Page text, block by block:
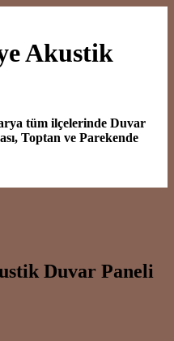
Akustik
tüm ilçelerinde Duvar
Toptan ve Parekende
Duvar Paneli